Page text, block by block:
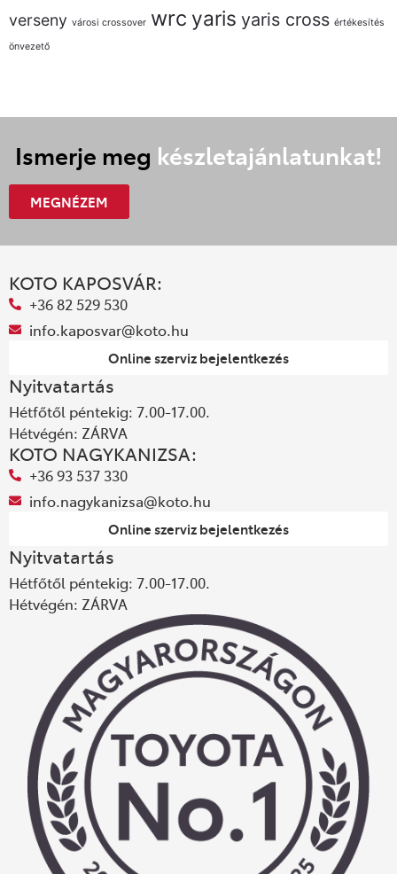
verseny városi crossover wrc yaris yaris cross értékesítés
önvezető
Ismerje meg készletajánlatunkat!
MEGNÉZEM
KOTO KAPOSVÁR:
+36 82 529 530
info.kaposvar@koto.hu
Online szerviz bejelentkezés
Nyitvatartás
Hétfőtől péntekig: 7.00-17.00.
Hétvégén: ZÁRVA
KOTO NAGYKANIZSA:
+36 93 537 330
info.nagykanizsa@koto.hu
Online szerviz bejelentkezés
Nyitvatartás
Hétfőtől péntekig: 7.00-17.00.
Hétvégén: ZÁRVA